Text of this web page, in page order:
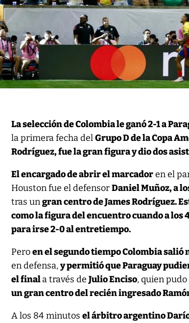
La selección de Colombia le ganó 2-1 a
la primera fecha delGrupo D de la Copa
Rodríguez, fue la gran figura y dio dos
El encargado de abrir el marcadoren el
Houston fue el defensorDaniel Muñoz, a
tras ungran centro de James Rodríguez.
como la figura del encuentro cuando a los
para irse 2-0 al entretiempo.
Peroen el segundo tiempo Colombia salió
en defensa,y permitió que Paraguay
el finala través deJulio Enciso, quien
un gran centro del recién ingresado
A los 84 minutosel árbitro argentino